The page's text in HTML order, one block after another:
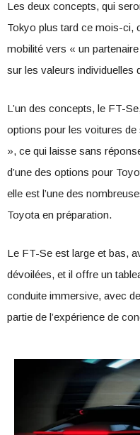
Les deux concepts, qui
Tokyo plus tard ce mois-ci,
mobilité vers « un
sur les valeurs individuelles
L’un des concepts, le FT-
options pour les voitures de
», ce qui laisse sans
d’une des options pour
elle est l’une des
Toyota en préparation.
Le FT-Se est large et bas,
dévoilées, et il offre un
conduite immersive, avec
partie de l’expérience de